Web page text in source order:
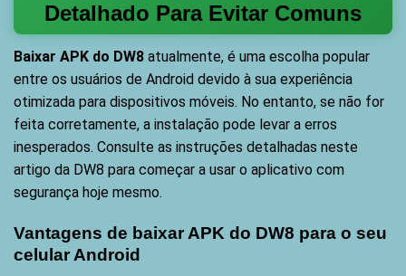
Detalhado Para Evitar Comuns
Baixar APK do DW8 atualmente, é uma escolha popular
entre os usuários de Android devido à sua experiência
otimizada para dispositivos móveis. No entanto, se não for
feita corretamente, a instalação pode levar a erros
inesperados. Consulte as instruções detalhadas neste
artigo da DW8 para começar a usar o aplicativo com
segurança hoje mesmo.
Vantagens de baixar APK do DW8 para o seu
celular Android